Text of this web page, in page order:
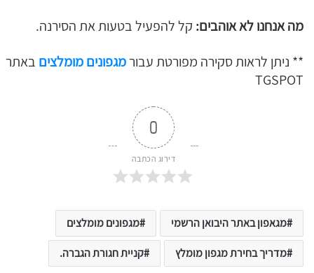
מה אנחנו לא אוהבים: קל להפעיל בטעות את הסירנה.
** ניתן לראות סקירה מפורטת עבורמגפונים מומלצים באתר
TGSPOT
0
דירוג הכתבה
מגאפון באתר היבואן הרשמי מגפונים מומלצים
מדריך בחירת מגפון מומלץ קניית חגורת הגברה.